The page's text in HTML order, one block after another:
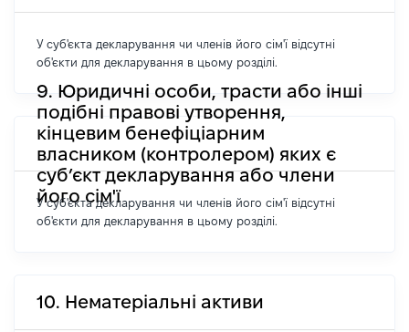
У суб'єкта декларування чи членів його сім'ї відсутні
об'єкти для декларування в цьому розділі.
9. Юридичні особи, трасти або інші
подібні правові утворення,
кінцевим бенефіціарним
власником (контролером) яких є
суб’єкт декларування або члени
його сім'ї
У суб'єкта декларування чи членів його сім'ї відсутні
об'єкти для декларування в цьому розділі.
10. Нематеріальні активи